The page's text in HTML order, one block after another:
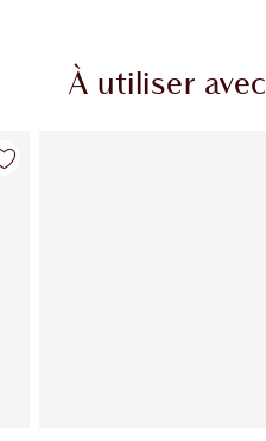
À utiliser avec